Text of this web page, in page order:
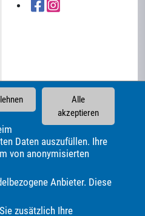
Alle
akzeptieren
Daten auszufüllen. Ihre
von anonymisierten
Anbieter. Diese
zusätzlich Ihre
Citroën
Corvette
MG MINI
Malibu